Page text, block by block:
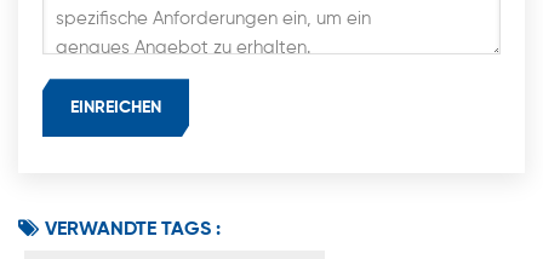
VERWANDTE TAGS :